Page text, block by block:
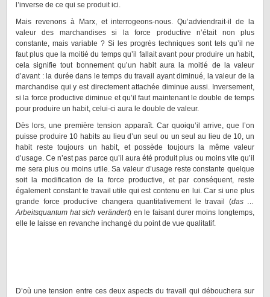
l’inverse de ce qui se produit ici.
Mais revenons à Marx, et interrogeons-nous. Qu’adviendrait-il de la
valeur des marchandises si la force productive n’était non plus
constante, mais variable ? Si les progrès techniques sont tels qu’il ne
faut plus que la moitié du temps qu’il fallait avant pour produire un habit,
cela signifie tout bonnement qu’un habit aura la moitié de la valeur
d’avant : la durée dans le temps du travail ayant diminué, la valeur de la
marchandise qui y est directement attachée diminue aussi. Inversement,
si la force productive diminue et qu’il faut maintenant le double de temps
pour produire un habit, celui-ci aura le double de valeur.
Dès lors, une première tension apparaît. Car quoiqu’il arrive, que l’on
puisse produire 10 habits au lieu d’un seul ou un seul au lieu de 10, un
habit reste toujours un habit, et possède toujours la même valeur
d’usage. Ce n’est pas parce qu’il aura été produit plus ou moins vite qu’il
me sera plus ou moins utile. Sa valeur d’usage reste constante quelque
soit la modification de la force productive, et par conséquent, reste
également constant te travail utile qui est contenu en lui. Car si une plus
grande force productive changera quantitativement le travail (das …
Arbeitsquantum hat sich verändert) en le faisant durer moins longtemps,
elle le laisse en revanche inchangé du point de vue qualitatif.
D’où une tension entre ces deux aspects du travail qui débouchera sur